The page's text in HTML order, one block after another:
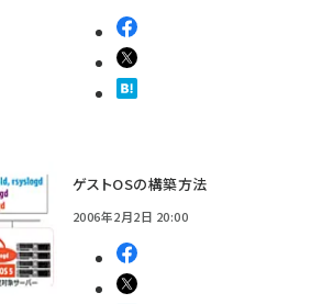
ゲストOSの構築方法
2006年2月2日 20:00